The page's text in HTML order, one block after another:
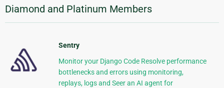
Diamond and Platinum Members
Sentry
Monitor your Django Code Resolve performance
bottlenecks and errors using monitoring,
replays, logs and Seer an AI agent for